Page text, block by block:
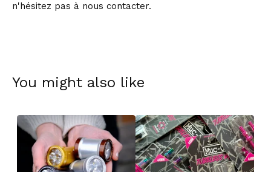
n'hésitez pas à nous contacter.
You might also like